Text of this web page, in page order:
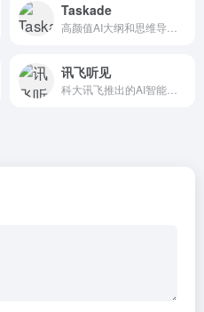
Taskade
讯飞听见